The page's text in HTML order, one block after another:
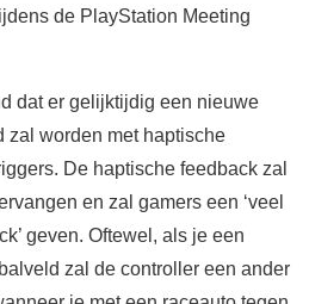
de PlayStation Meeting
dat er gelijktijdig een nieuwe
zal worden met haptische
De haptische feedback zal
en zal gamers een ‘veel
geven. Oftewel, als je een
zal de controller een ander